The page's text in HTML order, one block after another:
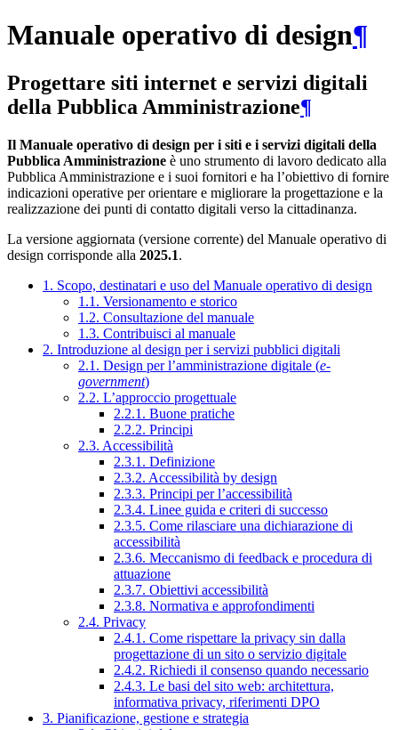
Manuale operativo di design¶
Progettare siti internet e servizi digitali
della Pubblica Amministrazione¶
Il Manuale operativo di design per i siti e i servizi digitali della
Pubblica Amministrazione è uno strumento di lavoro dedicato alla
Pubblica Amministrazione e i suoi fornitori e ha l’obiettivo di fornire
indicazioni operative per orientare e migliorare la progettazione e la
realizzazione dei punti di contatto digitali verso la cittadinanza.
La versione aggiornata (versione corrente) del Manuale operativo di
design corrisponde alla 2025.1.
1. Scopo, destinatari e uso del Manuale operativo di design
1.1. Versionamento e storico
1.2. Consultazione del manuale
1.3. Contribuisci al manuale
2. Introduzione al design per i servizi pubblici digitali
2.1. Design per l’amministrazione digitale (e-
government)
2.2. L’approccio progettuale
2.2.1. Buone pratiche
2.2.2. Principi
2.3. Accessibilità
2.3.1. Definizione
2.3.2. Accessibilità by design
2.3.3. Principi per l’accessibilità
2.3.4. Linee guida e criteri di successo
2.3.5. Come rilasciare una dichiarazione di
accessibilità
2.3.6. Meccanismo di feedback e procedura di
attuazione
2.3.7. Obiettivi accessibilità
2.3.8. Normativa e approfondimenti
2.4. Privacy
2.4.1. Come rispettare la privacy sin dalla
progettazione di un sito o servizio digitale
2.4.2. Richiedi il consenso quando necessario
2.4.3. Le basi del sito web: architettura,
informativa privacy, riferimenti DPO
3. Pianificazione, gestione e strategia